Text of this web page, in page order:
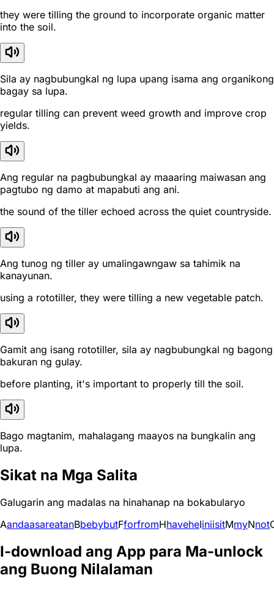
they were tilling the ground to incorporate organic matter
into the soil.
Sila ay nagbubungkal ng lupa upang isama ang organikong
bagay sa lupa.
regular tilling can prevent weed growth and improve crop
yields.
Ang regular na pagbubungkal ay maaaring maiwasan ang
pagtubo ng damo at mapabuti ang ani.
the sound of the tiller echoed across the quiet countryside.
Ang tunog ng tiller ay umalingawngaw sa tahimik na
kanayunan.
using a rototiller, they were tilling a new vegetable patch.
Gamit ang isang rototiller, sila ay nagbubungkal ng bagong
bakuran ng gulay.
before planting, it's important to properly till the soil.
Bago magtanim, mahalagang maayos na bungkalin ang
lupa.
Sikat na Mga Salita
Galugarin ang madalas na hinahanap na bokabularyo
AandaasareatanBbebybutFforfromHhaveheIiniisitMmyNnot
I-download ang App para Ma-unlock
ang Buong Nilalaman